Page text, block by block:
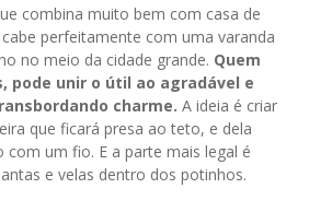
combina muito bem com casa de
perfeitamente com uma varanda
no meio da cidade grande. Quem
pode unir o útil ao agradável e
charme. A ideia é criar
que ficará presa ao teto, e dela
com um fio. E a parte mais legal é
e velas dentro dos potinhos.